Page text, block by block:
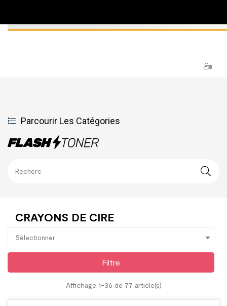
Parcourir Les Catégories
CRAYONS DE CIRE
Sélectionner 
Filtre
Affichage 1-36 de 77 article(s)